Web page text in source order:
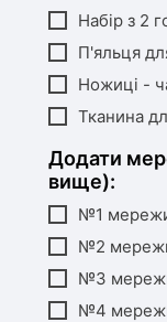
Набір з 2
П'яльця
Ножиці -
Тканина
Додати
вище):
№1
№2
№3
№4